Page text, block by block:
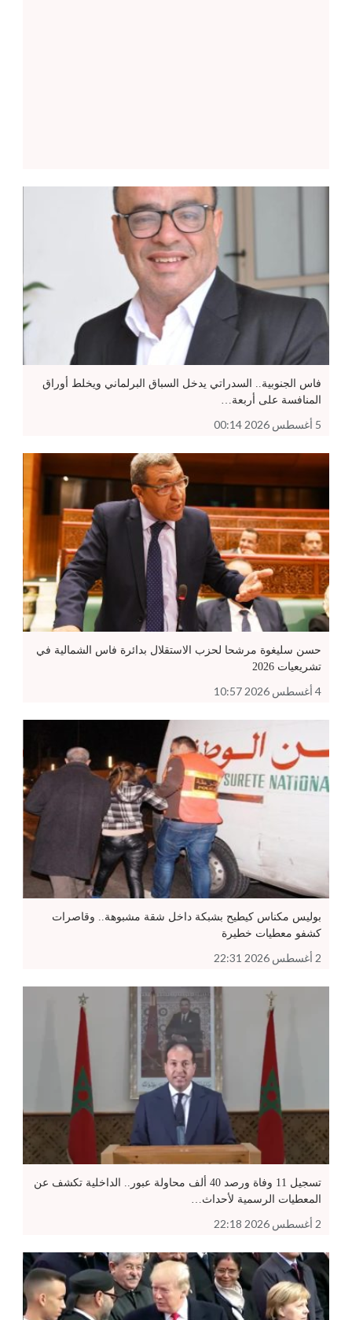
فاس الجنوبية.. السدراتي يدخل السباق البرلماني ويخلط أوراق
المنافسة على أربعة…
5 أغسطس 2026 00:14
حسن سليغوة مرشحا لحزب الاستقلال بدائرة فاس الشمالية في
تشريعيات 2026
4 أغسطس 2026 10:57
بوليس مكناس كيطيح بشبكة داخل شقة مشبوهة.. وقاصرات
كشفو معطيات خطيرة
2 أغسطس 2026 22:31
تسجيل 11 وفاة ورصد 40 ألف محاولة عبور.. الداخلية تكشف عن
المعطيات الرسمية لأحداث…
2 أغسطس 2026 22:18